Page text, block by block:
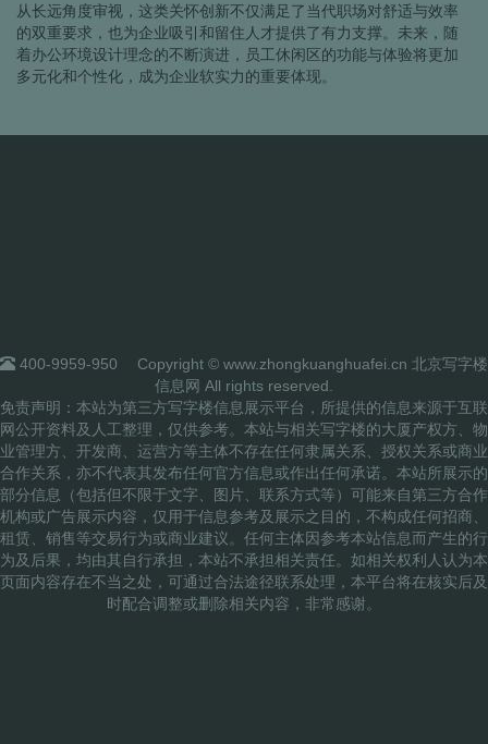
从长远角度审视，这类关怀创新不仅满足了当代职场对舒适与效率
的双重要求，也为企业吸引和留住人才提供了有力支撑。未来，随
着办公环境设计理念的不断演进，员工休闲区的功能与体验将更加
多元化和个性化，成为企业软实力的重要体现。
400-9959-950
Copyright © www.zhongkuanghuafei.cn 北京写字楼
信息网 All rights reserved.
免责声明：本站为第三方写字楼信息展示平台，所提供的信息来源于互联
网公开资料及人工整理，仅供参考。本站与相关写字楼的大厦产权方、物
业管理方、开发商、运营方等主体不存在任何隶属关系、授权关系或商业
合作关系，亦不代表其发布任何官方信息或作出任何承诺。本站所展示的
部分信息（包括但不限于文字、图片、联系方式等）可能来自第三方合作
机构或广告展示内容，仅用于信息参考及展示之目的，不构成任何招商、
租赁、销售等交易行为或商业建议。任何主体因参考本站信息而产生的行
为及后果，均由其自行承担，本站不承担相关责任。如相关权利人认为本
页面内容存在不当之处，可通过合法途径联系处理，本平台将在核实后及
时配合调整或删除相关内容，非常感谢。